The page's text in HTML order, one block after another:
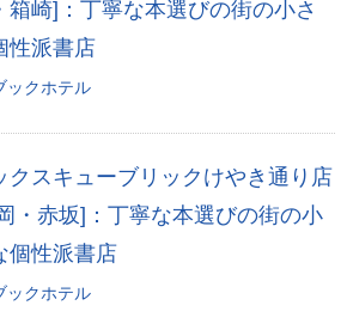
箱崎]：丁寧な本選びの街の小さ
性派書店
ックホテル
クスキューブリックけやき通り店
・赤坂]：丁寧な本選びの街の小
個性派書店
ックホテル